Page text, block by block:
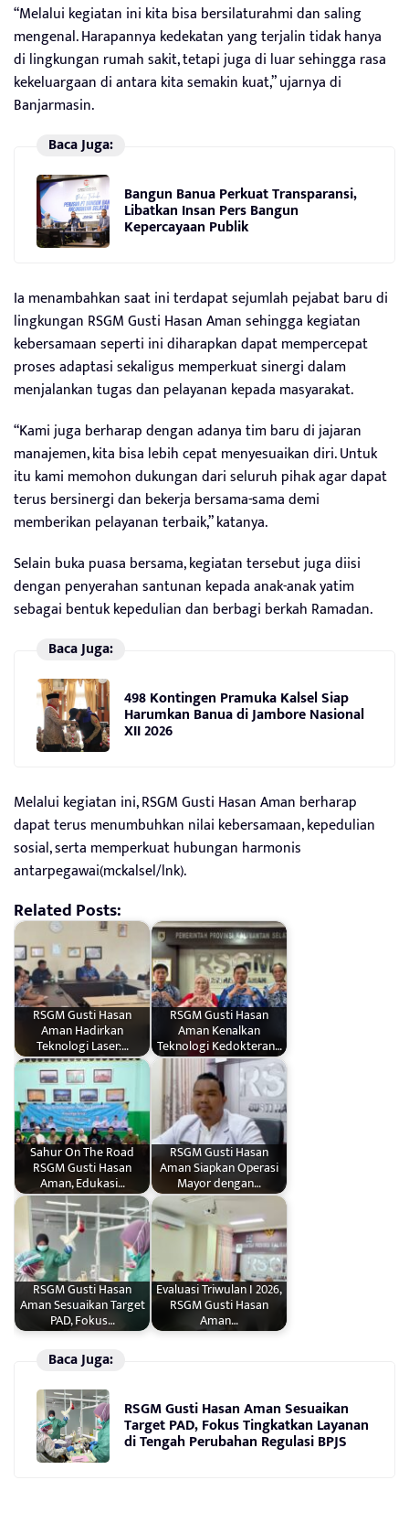
“Melalui kegiatan ini kita bisa bersilaturahmi dan saling
mengenal. Harapannya kedekatan yang terjalin tidak hanya
di lingkungan rumah sakit, tetapi juga di luar sehingga rasa
kekeluargaan di antara kita semakin kuat,” ujarnya di
Banjarmasin.
Baca Juga:
Bangun Banua Perkuat Transparansi,
Libatkan Insan Pers Bangun
Kepercayaan Publik
Ia menambahkan saat ini terdapat sejumlah pejabat baru di
lingkungan RSGM Gusti Hasan Aman sehingga kegiatan
kebersamaan seperti ini diharapkan dapat mempercepat
proses adaptasi sekaligus memperkuat sinergi dalam
menjalankan tugas dan pelayanan kepada masyarakat.
“Kami juga berharap dengan adanya tim baru di jajaran
manajemen, kita bisa lebih cepat menyesuaikan diri. Untuk
itu kami memohon dukungan dari seluruh pihak agar dapat
terus bersinergi dan bekerja bersama-sama demi
memberikan pelayanan terbaik,” katanya.
Selain buka puasa bersama, kegiatan tersebut juga diisi
dengan penyerahan santunan kepada anak-anak yatim
sebagai bentuk kepedulian dan berbagi berkah Ramadan.
Baca Juga:
498 Kontingen Pramuka Kalsel Siap
Harumkan Banua di Jambore Nasional
XII 2026
Melalui kegiatan ini, RSGM Gusti Hasan Aman berharap
dapat terus menumbuhkan nilai kebersamaan, kepedulian
sosial, serta memperkuat hubungan harmonis
antarpegawai(mckalsel/lnk).
Related Posts:
RSGM Gusti Hasan
Aman Hadirkan
Teknologi Laser:…
RSGM Gusti Hasan
Aman Kenalkan
Teknologi Kedokteran…
Sahur On The Road
RSGM Gusti Hasan
Aman, Edukasi…
RSGM Gusti Hasan
Aman Siapkan Operasi
Mayor dengan…
RSGM Gusti Hasan
Aman Sesuaikan Target
PAD, Fokus…
Evaluasi Triwulan I 2026,
RSGM Gusti Hasan
Aman…
Baca Juga:
RSGM Gusti Hasan Aman Sesuaikan
Target PAD, Fokus Tingkatkan Layanan
di Tengah Perubahan Regulasi BPJS